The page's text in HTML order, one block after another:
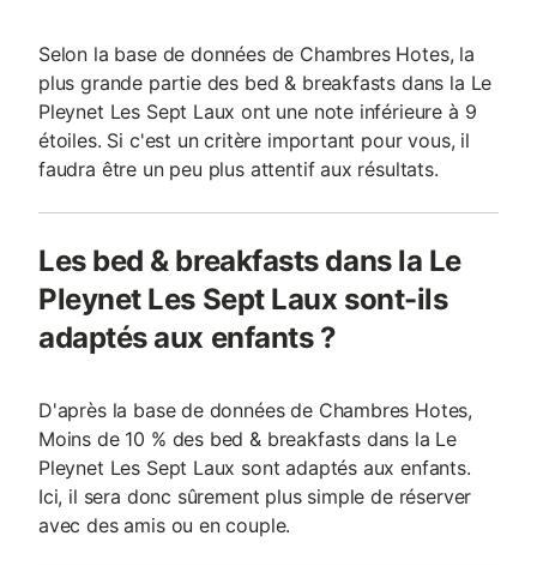
Selon la base de données de Chambres Hotes, la
plus grande partie des bed & breakfasts dans la Le
Pleynet Les Sept Laux ont une note inférieure à 9
étoiles. Si c'est un critère important pour vous, il
faudra être un peu plus attentif aux résultats.
Les bed & breakfasts dans la Le
Pleynet Les Sept Laux sont-ils
adaptés aux enfants ?
D'après la base de données de Chambres Hotes,
Moins de 10 % des bed & breakfasts dans la Le
Pleynet Les Sept Laux sont adaptés aux enfants.
Ici, il sera donc sûrement plus simple de réserver
avec des amis ou en couple.